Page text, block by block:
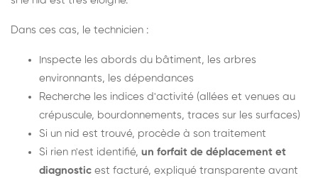
Dans ces cas, le technicien :
Inspecte les abords du bâtiment, les arbres
environnants, les dépendances
Recherche les indices d'activité (allées et venues au
crépuscule, bourdonnements, traces sur les surfaces)
Si un nid est trouvé, procède à son traitement
Si rien n'est identifié, un forfait de déplacement et
diagnostic est facturé, expliqué transparente avant